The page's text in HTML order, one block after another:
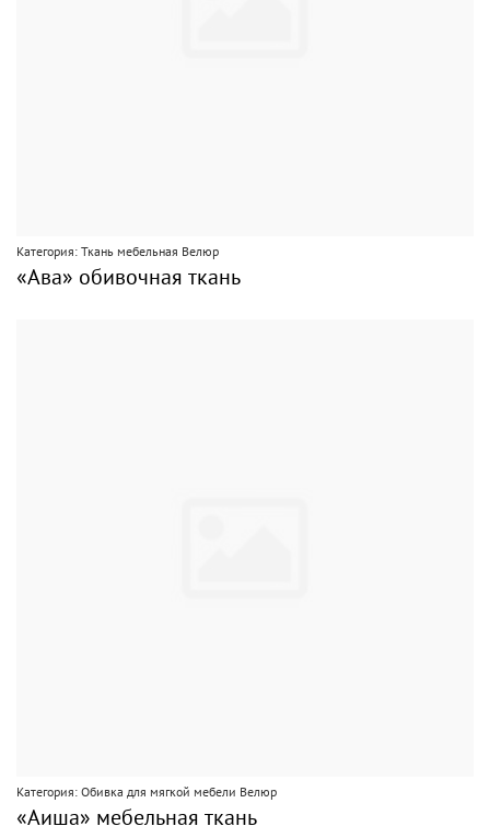
Категория: Ткань мебельная Велюр
«Ава» обивочная ткань
Категория: Обивка для мягкой мебели Велюр
«Аиша» мебельная ткань